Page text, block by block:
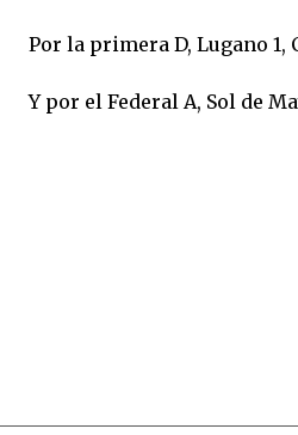
Por la primera D, Lugano 1,
Y por el Federal A, Sol de